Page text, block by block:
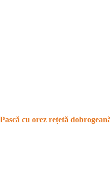
Pască cu orez rețetă